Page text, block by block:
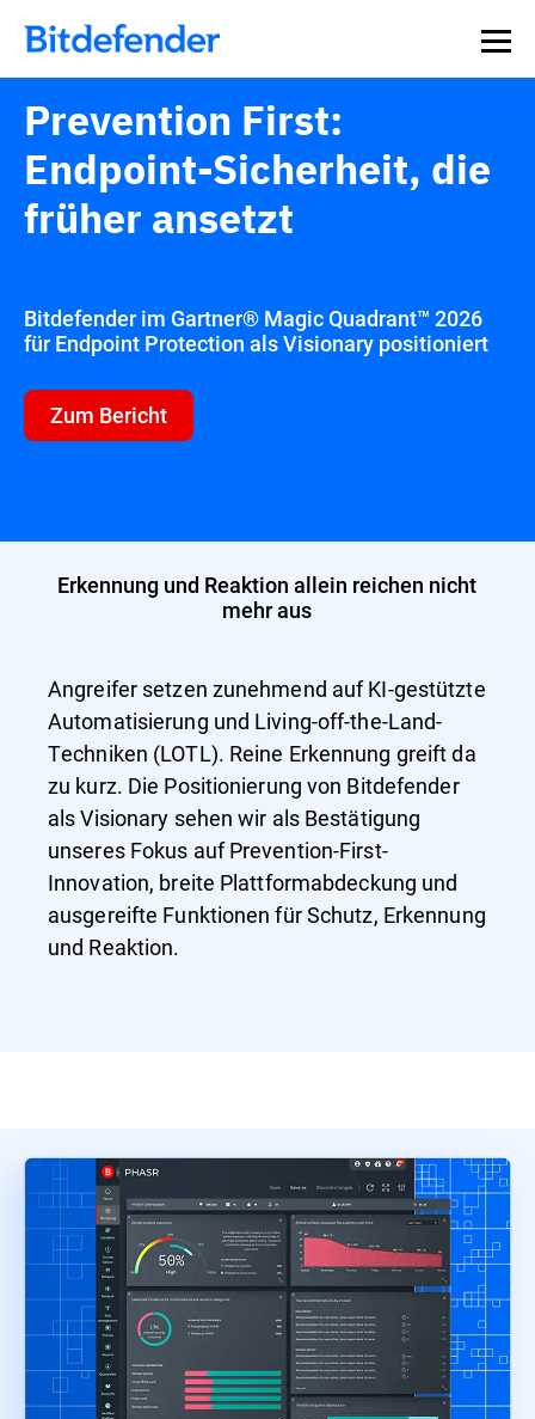
Prevention First:
Endpoint-Sicherheit, die
früher ansetzt
Bitdefender im Gartner® Magic Quadrant™ 2026
für Endpoint Protection als Visionary positioniert
Zum Bericht
Erkennung und Reaktion allein reichen nicht
mehr aus
Angreifer setzen zunehmend auf KI-gestützte
Automatisierung und Living-off-the-Land-
Techniken (LOTL). Reine Erkennung greift da
zu kurz. Die Positionierung von Bitdefender
als Visionary sehen wir als Bestätigung
unseres Fokus auf Prevention-First-
Innovation, breite Plattformabdeckung und
ausgereifte Funktionen für Schutz, Erkennung
und Reaktion.